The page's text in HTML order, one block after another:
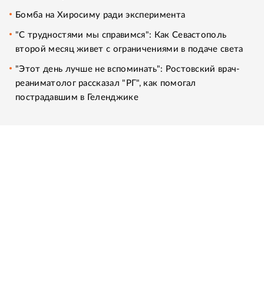
Бомба на Хиросиму ради эксперимента
"С трудностями мы справимся": Как Севастополь
второй месяц живет с ограничениями в подаче света
"Этот день лучше не вспоминать": Ростовский врач-
реаниматолог рассказал "РГ", как помогал
пострадавшим в Геленджике